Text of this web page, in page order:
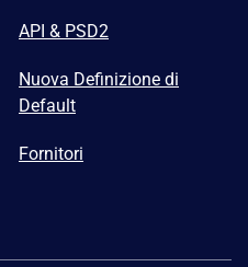
API & PSD2
Nuova Definizione di
Default
Fornitori